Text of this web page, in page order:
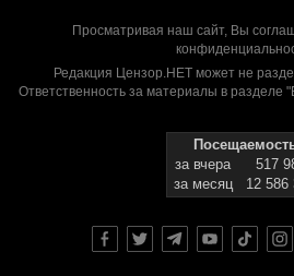
Просматривая наш сайт, Вы
Редакция Цензор.НЕТ может не
Ответственность за материалы в разделе
за вчера
517
за месяц
12 586